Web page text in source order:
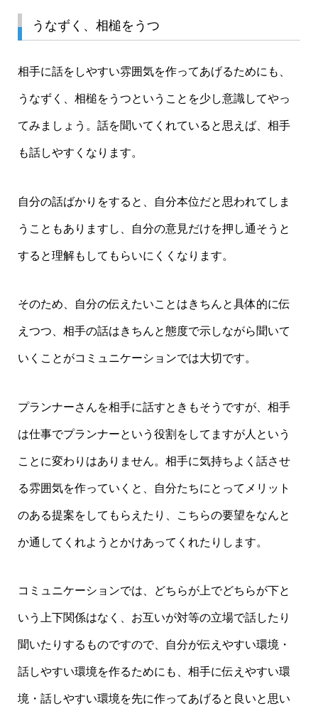
うなずく、相槌をうつ
相手に話をしやすい雰囲気を作ってあげるためにも、
うなずく、相槌をうつということを少し意識してやっ
てみましょう。話を聞いてくれていると思えば、相手
も話しやすくなります。
自分の話ばかりをすると、自分本位だと思われてしま
うこともありますし、自分の意見だけを押し通そうと
すると理解もしてもらいにくくなります。
そのため、自分の伝えたいことはきちんと具体的に伝
えつつ、相手の話はきちんと態度で示しながら聞いて
いくことがコミュニケーションでは大切です。
プランナーさんを相手に話すときもそうですが、相手
は仕事でプランナーという役割をしてますが人という
ことに変わりはありません。相手に気持ちよく話させ
る雰囲気を作っていくと、自分たちにとってメリット
のある提案をしてもらえたり、こちらの要望をなんと
か通してくれようとかけあってくれたりします。
コミュニケーションでは、どちらが上でどちらが下と
いう上下関係はなく、お互いが対等の立場で話したり
聞いたりするものですので、自分が伝えやすい環境・
話しやすい環境を作るためにも、相手に伝えやすい環
境・話しやすい環境を先に作ってあげると良いと思い